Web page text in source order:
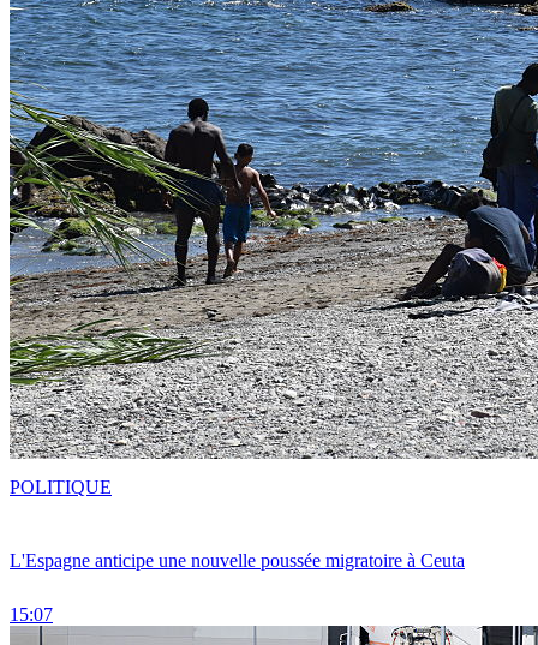
L'Espagne anticipe une nouvelle poussée migratoire à Ceuta
15:07
POLITIQUE